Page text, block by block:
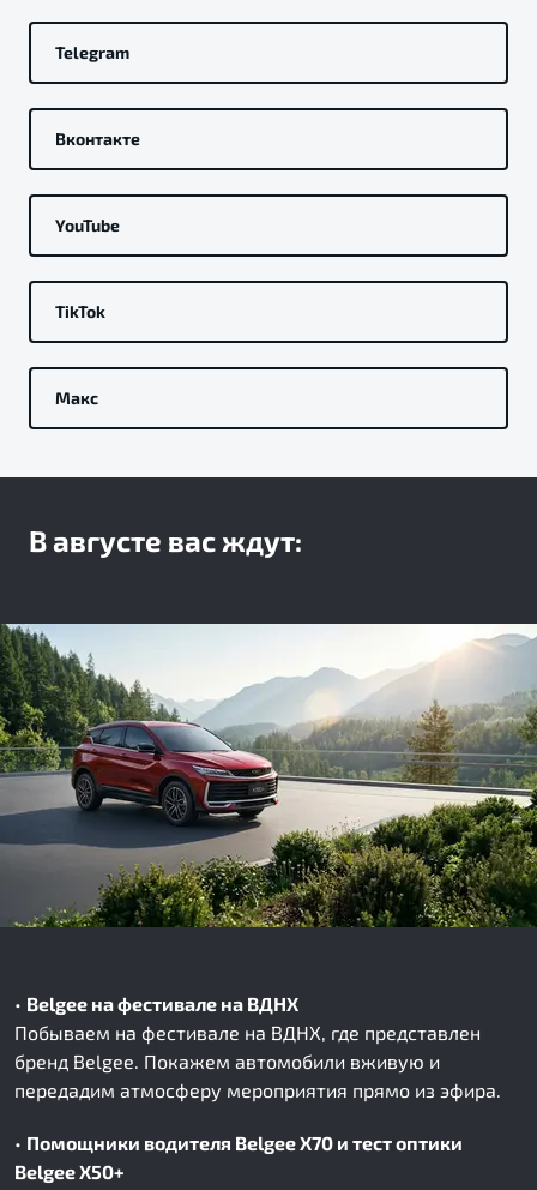
Telegram
Вконтакте
YouTube
TikTok
Макс
В августе вас ждут:
• Belgee на фестивале на ВДНХ
Побываем на фестивале на ВДНХ, где представлен
бренд Belgee. Покажем автомобили вживую и
передадим атмосферу мероприятия прямо из эфира.
• Помощники водителя Belgee X70 и тест оптики
Belgee X50+